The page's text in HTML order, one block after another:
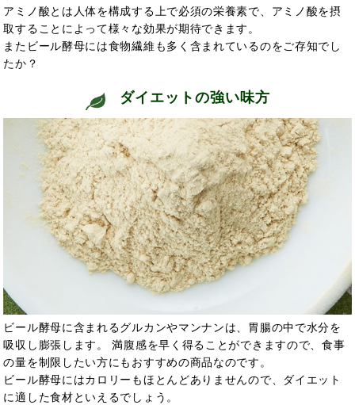
アミノ酸とは人体を構成する上で必須の栄養素で、アミノ酸を摂
取することによって様々な効果が期待できます。
またビール酵母には食物繊維も多く含まれているのをご存知でし
たか？
ダイエットの強い味方
ビール酵母に含まれるグルカンやマンナンは、胃腸の中で水分を
吸収し膨張します。 満腹感を早く得ることができますので、食事
の量を制限したい方にもおすすめの商品なのです。
ビール酵母にはカロリーもほとんどありませんので、ダイエット
に適した食材といえるでしょう。